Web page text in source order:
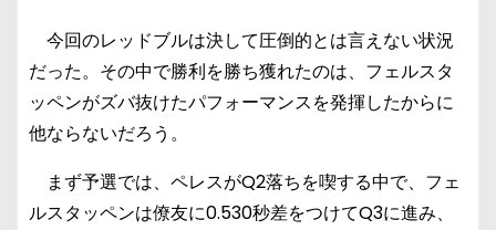
今回のレッドブルは決して圧倒的とは言えない状況
だった。その中で勝利を勝ち獲れたのは、フェルスタ
ッペンがズバ抜けたパフォーマンスを発揮したからに
他ならないだろう。
まず予選では、ペレスがQ2落ちを喫する中で、フェ
ルスタッペンは僚友に0.530秒差をつけてQ3に進み、